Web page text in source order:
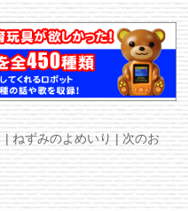
| ねずみのよめいり | 次のお